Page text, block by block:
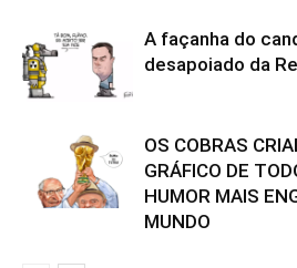
A façanha do
desapoiado da
OS COBRAS
GRÁFICO DE
HUMOR MAIS
MUNDO